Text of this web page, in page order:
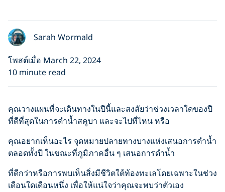
Sarah Wormald
โพสต์เมื่อ March 22, 2024
10 minute read
คุณวางแผนที่จะเดินทางในปีนี้และสงสัยว่าช่วงเวลาใดของปี
ที่ดีที่สุดในการดำน้ำสคูบา และจะไปที่ไหน หรือ
คุณอยากเห็นอะไร จุดหมายปลายทางบางแห่งเสนอการดำน้ำ
ตลอดทั้งปี ในขณะที่ภูมิภาคอื่น ๆ เสนอการดำน้ำ
ที่ดีกว่าหรือการพบเห็นสิ่งมีชีวิตใต้ท้องทะเลโดยเฉพาะในช่วง
เดือนใดเดือนหนึ่ง เพื่อให้แน่ใจว่าคุณจะพบว่าตัวเอง